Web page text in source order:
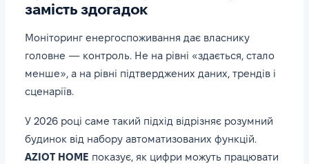
замість здогадок
Моніторинг енергоспоживання дає власнику
головне — контроль. Не на рівні «здається, стало
менше», а на рівні підтверджених даних, трендів і
сценаріїв.
У 2026 році саме такий підхід відрізняє розумний
будинок від набору автоматизованих функцій.
AZIOT HOME показує, як цифри можуть працювати